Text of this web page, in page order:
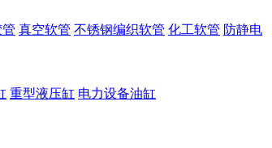
真空软管 不锈钢编织软管 化工软管 防静电
重型液压缸 电力设备油缸